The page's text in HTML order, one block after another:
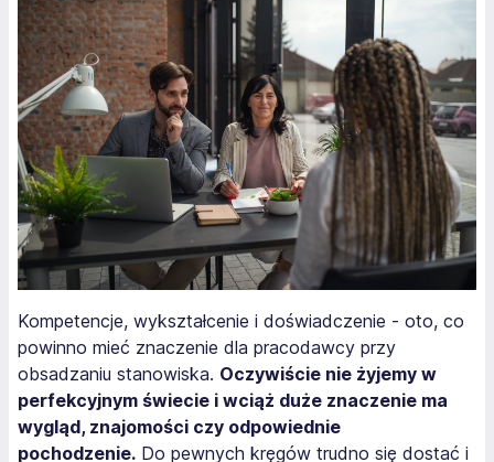
Kompetencje, wykształcenie i doświadczenie - oto, co
powinno mieć znaczenie dla pracodawcy przy
obsadzaniu stanowiska. Oczywiście nie żyjemy w
perfekcyjnym świecie i wciąż duże znaczenie ma
wygląd, znajomości czy odpowiednie
pochodzenie. Do pewnych kręgów trudno się dostać i